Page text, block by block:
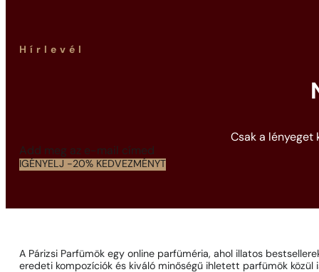
Hírlevél
Csak a lényeget
Section
IGÉNYELJ -20% KEDVEZMÉNYT
A Párizsi Parfümök egy online parfüméria, ahol illatos
eredeti kompozíciók és kiváló minőségű ihletett parfümök